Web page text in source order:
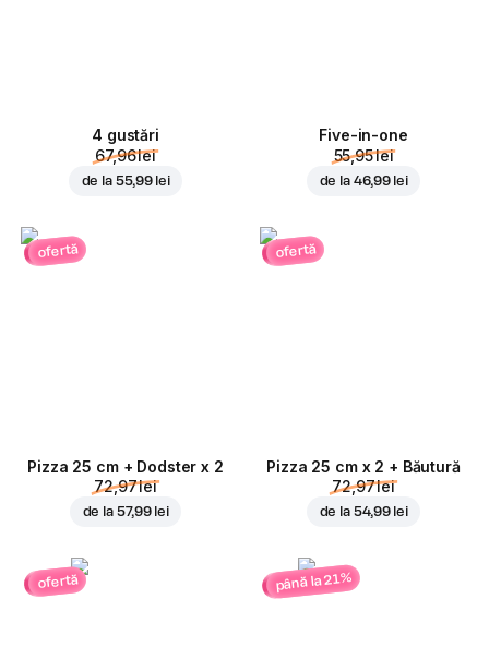
4 gustări
67,96 lei
de la 55,99 lei
Five-in-one
55,95 lei
de la 46,99 lei
ofertă
Pizza 25 cm + Dodster x 2
72,97 lei
de la 57,99 lei
ofertă
Pizza 25 cm x 2 + Băutură
72,97 lei
de la 54,99 lei
ofertă până la 21%